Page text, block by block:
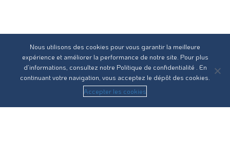
Nous utilisons des cookies pour vous garantir la meilleure
expérience et améliorer la performance de notre site. Pour plus
d’informations, consultez notre Politique de confidentialité
. En
continuant votre navigation, vous acceptez le dépôt des cookies.
Accepter les cookies